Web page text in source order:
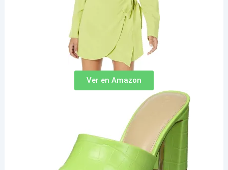
Ver en Amazon